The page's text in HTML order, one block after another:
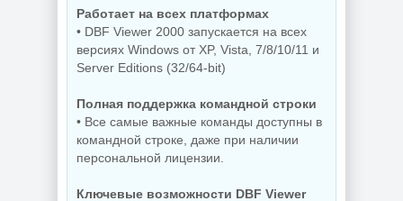
Работает на всех платформах
• DBF Viewer 2000 запускается на всех
версиях Windows от XP, Vista, 7/8/10/11 и
Server Editions (32/64-bit)
Полная поддержка командной строки
• Все самые важные команды доступны в
командной строке, даже при наличии
персональной лицензии.
Ключевые возможности DBF Viewer